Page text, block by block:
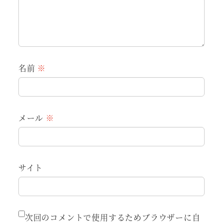
名前 ※
メール ※
サイト
次回のコメントで使用するためブラウザーに自